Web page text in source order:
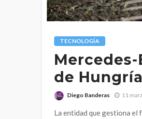
TECNOLOGÍA
de Hungría
Diego Banderas 11
La entidad que gestiona el